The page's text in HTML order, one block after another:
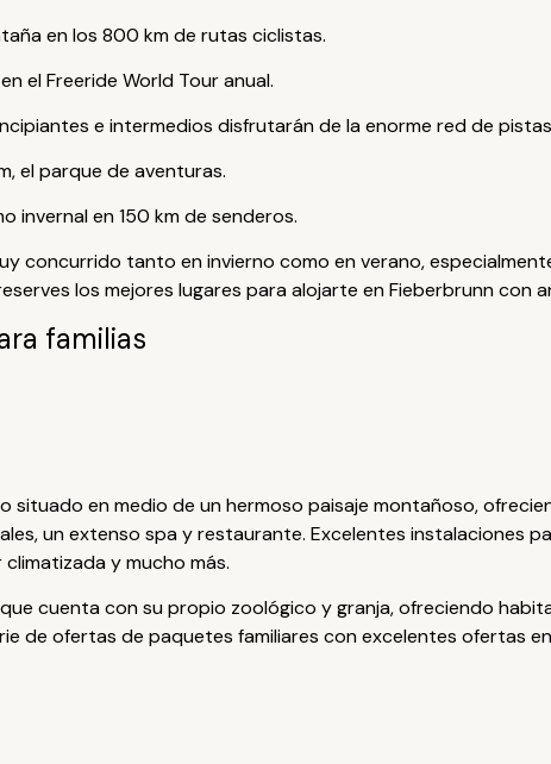
en los 800 km de rutas ciclistas.
el Freeride World Tour anual.
e intermedios disfrutarán de la enorme red de
el parque de aventuras.
invernal en 150 km de senderos.
concurrido tanto en invierno como en verano,
los mejores lugares para alojarte en Fieberbrunn con
familias
situado en medio de un hermoso paisaje montañoso,
un extenso spa y restaurante. Excelentes instalaciones
y mucho más.
cuenta con su propio zoológico y granja, ofreciendo
de ofertas de paquetes familiares con excelentes ofertas